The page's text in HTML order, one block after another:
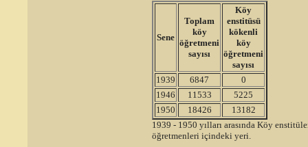
Sene
Toplam
köy
öğretmeni
sayısı
Köy
enstitüsü
kökenli
köy
öğretmeni
sayısı
1939
6847
0
1946
11533
5225
1950
18426
13182
1939 - 1950 yılları arasında Köy
öğretmenleri içindeki yeri.